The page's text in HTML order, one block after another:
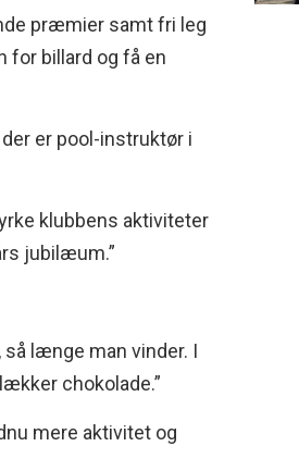
præmier samt fri leg
for billard og få en
er pool-instruktør i
klubbens aktiviteter
jubilæum.”
så længe man vinder. I
chokolade.”
mere aktivitet og